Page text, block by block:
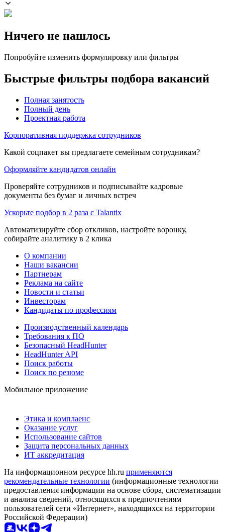
Ничего не нашлось
Попробуйте изменить формулировку или фильтры
Быстрые фильтры подбора вакансий
Полная занятость
Полный день
Проектная работа
Корпоративная поддержка сотрудников
Какой соцпакет вы предлагаете семейным сотрудникам?
Оформляйте кандидатов онлайн
Проверяйте сотрудников и подписывайте кадровые
документы без бумаг и личных встреч
Ускорьте подбор в 2 раза с Talantix
Автоматизируйте сбор откликов, настройте воронку,
собирайте аналитику в 2 клика
О компании
Наши вакансии
Партнерам
Реклама на сайте
Новости и статьи
Инвесторам
Кандидаты по профессиям
Производственный календарь
Требования к ПО
Безопасный HeadHunter
HeadHunter API
Поиск работы
Поиск по резюме
Мобильное приложение
Этика и комплаенс
Оказание услуг
Использование сайтов
Защита персональных данных
ИТ аккредитация
На информационном ресурсе hh.ru применяются
рекомендательные технологии (информационные технологии
предоставления информации на основе сбора, систематизации
и анализа сведений, относящихся к предпочтениям
пользователей сети «Интернет», находящихся на территории
Российской Федерации)